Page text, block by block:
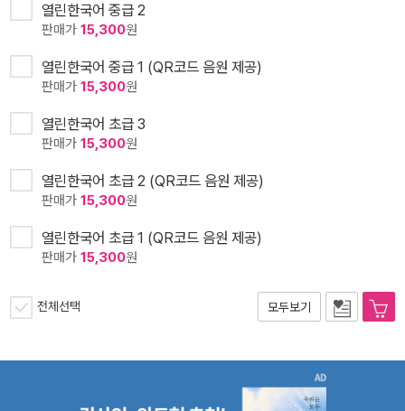
열린한국어 중급 2
판매가 15,300원
열린한국어 중급 1 (QR코드 음원 제공)
판매가 15,300원
열린한국어 초급 3
판매가 15,300원
열린한국어 초급 2 (QR코드 음원 제공)
판매가 15,300원
열린한국어 초급 1 (QR코드 음원 제공)
판매가 15,300원
전체선택 모두보기